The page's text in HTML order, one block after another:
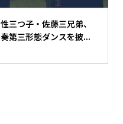
三つ子・佐藤三兄弟、
第三形態ダンスを披...